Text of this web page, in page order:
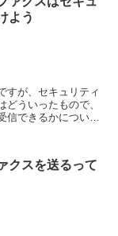
よう
すが、セキュリティ
ういったもので、
信できるかについて
クスを送るって